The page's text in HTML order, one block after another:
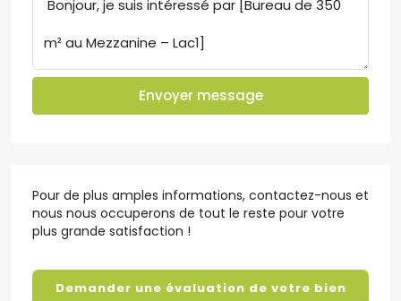
Envoyer message
Pour de plus amples informations, contactez-nous et
nous nous occuperons de tout le reste pour votre
plus grande satisfaction !
Demander une évaluation de votre bien